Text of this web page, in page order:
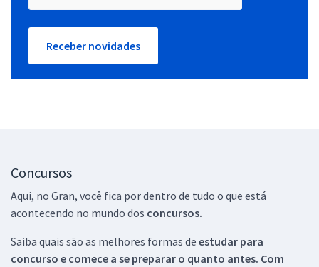
Receber novidades
Concursos
Aqui, no Gran, você fica por dentro de tudo o que está
acontecendo no mundo dos concursos.
Saiba quais são as melhores formas de estudar para
concurso e comece a se preparar o quanto antes. Com